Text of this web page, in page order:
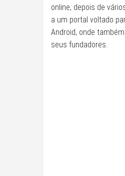
online, depois de
a um portal voltado
Android, onde
seus fundadores.